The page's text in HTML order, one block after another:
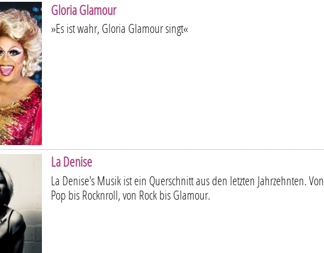
Gloria Glamour
»Es ist wahr, Gloria Glamour singt«
La Denise
La Denise's Musik ist ein Querschnitt aus den letzten Jahrzehnten. Von
Pop bis Rocknroll, von Rock bis Glamour.